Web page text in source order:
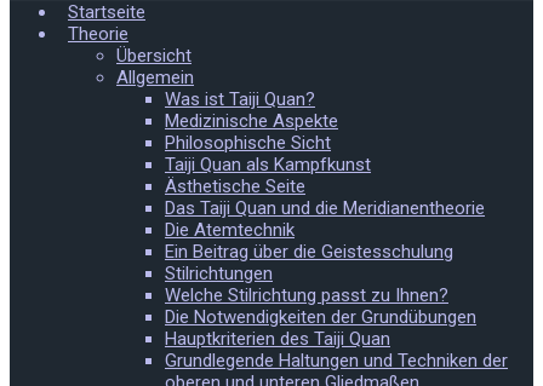
Startseite
Theorie
Übersicht
Allgemein
Was ist Taiji Quan?
Medizinische Aspekte
Philosophische Sicht
Taiji Quan als Kampfkunst
Ästhetische Seite
Das Taiji Quan und die Meridianentheorie
Die Atemtechnik
Ein Beitrag über die Geistesschulung
Stilrichtungen
Welche Stilrichtung passt zu Ihnen?
Die Notwendigkeiten der Grundübungen
Hauptkriterien des Taiji Quan
Grundlegende Haltungen und Techniken der